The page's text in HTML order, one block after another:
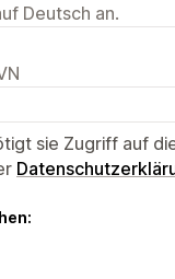
Deutsch an.
sie Zugriff auf